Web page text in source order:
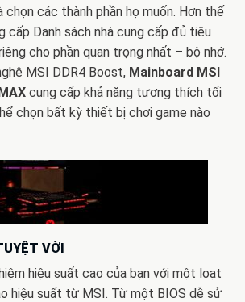
chọn các thành phần họ muốn. Hơn thế
cấp Danh sách nhà cung cấp đủ tiêu
cho phần quan trọng nhất – bộ nhớ.
MSI DDR4 Boost, Mainboard MSI
cung cấp khả năng tương thích tối
chọn bất kỳ thiết bị chơi game nào
VỜI
hiệu suất cao của bạn với một loạt
hiệu suất từ ​​MSI. Từ một BIOS dễ sử